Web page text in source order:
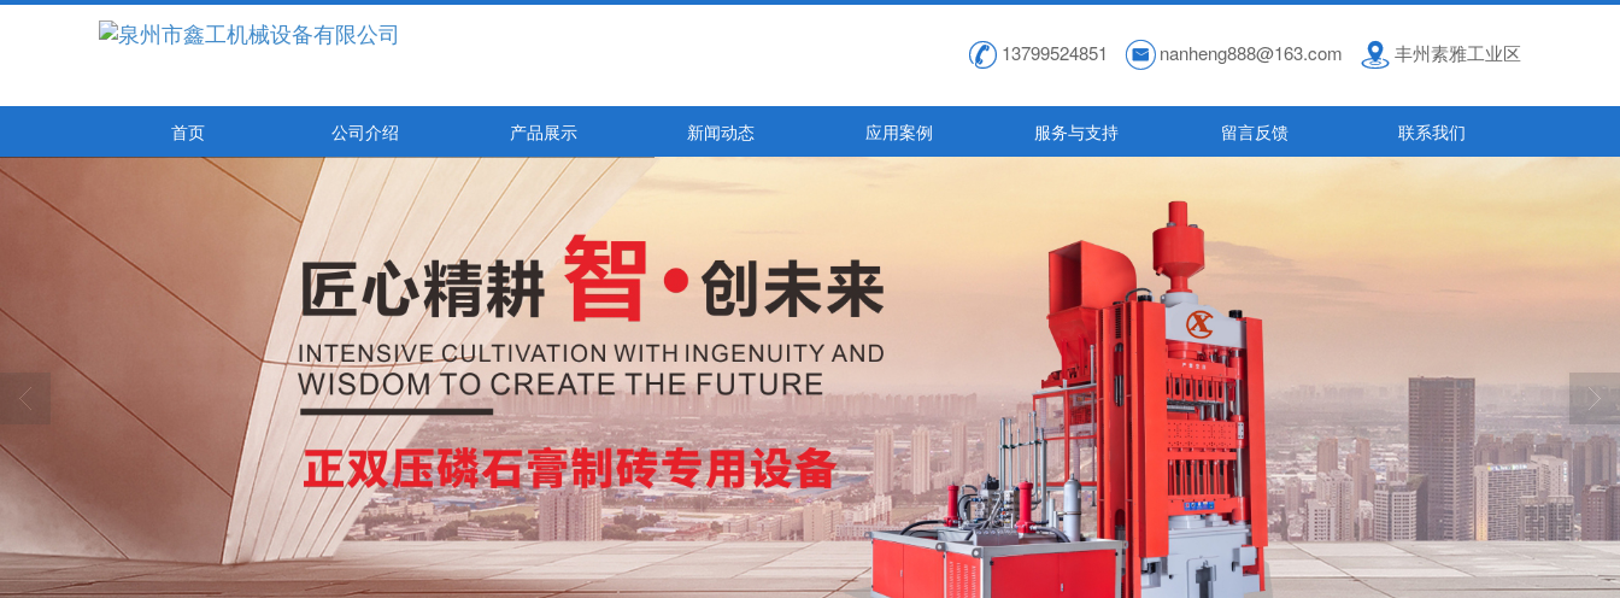
13799524851 nanheng888@163.com 丰州素雅工业区
首页 公司介绍 产品展示 新闻动态 应用案例 服务与支持 留言反馈 联系我们